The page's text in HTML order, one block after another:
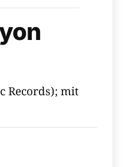
Records); mit